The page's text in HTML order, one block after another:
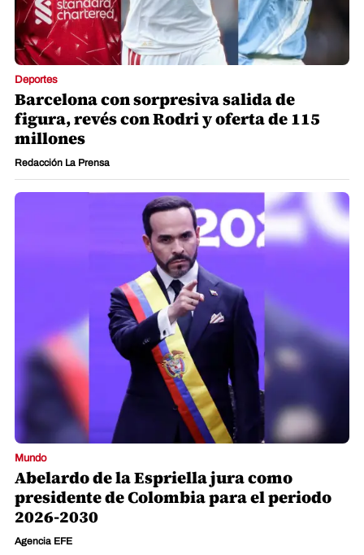
Deportes
Barcelona con sorpresiva salida de
figura, revés con Rodri y oferta de 115
millones
Redacción La Prensa
Mundo
Abelardo de la Espriella jura como
presidente de Colombia para el periodo
2026-2030
Agencia EFE